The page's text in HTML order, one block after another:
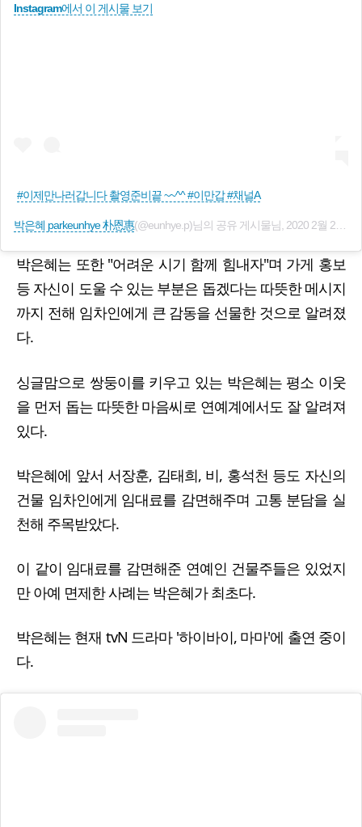
Instagram에서 이 게시물 보기
#이제만나러갑니다 촬영준비끝 ~~^^ #이만갑 #채널A
박은혜 parkeunhye 朴恩惠(@eunhye.p)님의 공유 게시물님, 2020 2월 27 4:46오후 PST
박은혜는 또한 "어려운 시기 함께 힘내자"며 가게 홍보
등 자신이 도울 수 있는 부분은 돕겠다는 따뜻한 메시지
까지 전해 임차인에게 큰 감동을 선물한 것으로 알려졌
다.
싱글맘으로 쌍둥이를 키우고 있는 박은혜는 평소 이웃
을 먼저 돕는 따뜻한 마음씨로 연예계에서도 잘 알려져
있다.
박은혜에 앞서 서장훈, 김태희, 비, 홍석천 등도 자신의
건물 임차인에게 임대료를 감면해주며 고통 분담을 실
천해 주목받았다.
이 같이 임대료를 감면해준 연예인 건물주들은 있었지
만 아예 면제한 사례는 박은혜가 최초다.
박은혜는 현재 tvN 드라마 '하이바이, 마마'에 출연 중이
다.